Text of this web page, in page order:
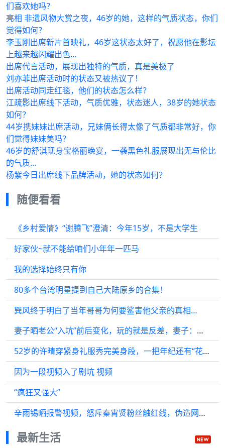
们喜欢她吗？
亮相 非遗风物大赏之夜，46岁的她，这样的气质状态，你们
觉得如何？
李玉刚出席新片首映礼，46岁这状态太好了，祝愿他在影坛
上越来越闪耀出色…
出席代言活动，展现出独特的气质，真是美极了
刘亦菲出席活动时的状态又被热议了！
出席活动同走红毯，他们的状态怎么样？
江疏影出席线下活动，气质优雅，状态迷人，38岁的她状态
如何？
44岁携妹妹出席活动，兄妹俩长得太像了气质都非常好，你
们觉得妹妹美吗？
46岁的舒淇现身宝格丽晚宴，一袭黑色礼服展现出无与伦比
的气质…
杨紫今日出席线下品牌活动，她的状态如何？
随便看看
《乡村爱情》“谢腾飞”澄清：今年15岁，不是大学生
好家伙~就不能给咱们小年年一匹马
我的选择始终只有你
80多个台湾明星提到自己大陆原乡的合集！
巽风终于明白了当年哥哥为何要鲨害他父亲的真相…
妻子晒老公“入坑”前后变化，玩的就是反差，妻子：弱弱问一句，还能退吗？
52岁的许晴穿紧身礼服秀完美身段，一把年纪还有“花瓶”身材…
因为一段视频入了剧坑 视频
“疯狂又强大”
辛雨锡晒报警视频，怒斥秦霄贤粉丝触红线，伪造网站转移公众视线
最新生活